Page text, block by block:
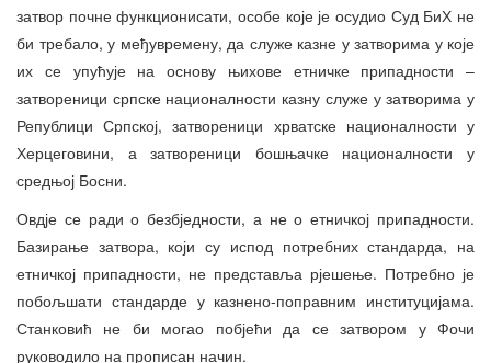
затвор почне функционисати, особе које је осудио Суд БиХ не
би требало, у међувремену, да служе казне у затворима у које
их се упућује на основу њихове етничке припадности –
затвореници српске националности казну служе у затворима у
Републици Српској, затвореници хрватске националности у
Херцеговини, а затвореници бошњачке националности у
средњој Босни.
Овдје се ради о безбједности, а не о етничкој припадности.
Базирање затвора, који су испод потребних стандарда, на
етничкој припадности, не представља рјешење. Потребно је
побољшати стандарде у казнено-поправним институцијама.
Станковић не би могао побјећи да се затвором у Фочи
руководило на прописан начин.